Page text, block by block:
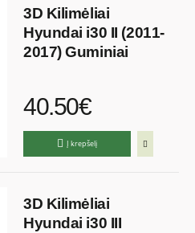
3D Kilimėliai
Hyundai i30 II (2011-
2017) Guminiai
40.50€
Į krepšelį
3D Kilimėliai
Hyundai i30 III